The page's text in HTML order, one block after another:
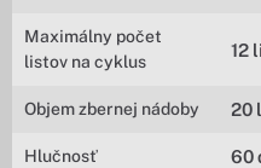
Maximálny počet
listov na cyklus
12
Objem zbernej nádoby 20 l
Hlučnosť 60